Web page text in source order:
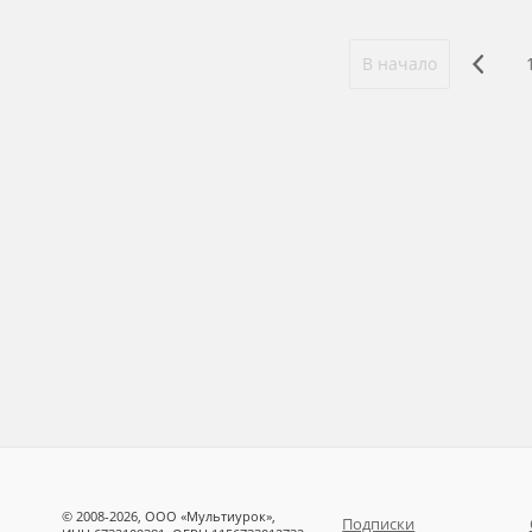
В начало 1
© 2008-2026, ООО «Мультиурок»,
Подписки